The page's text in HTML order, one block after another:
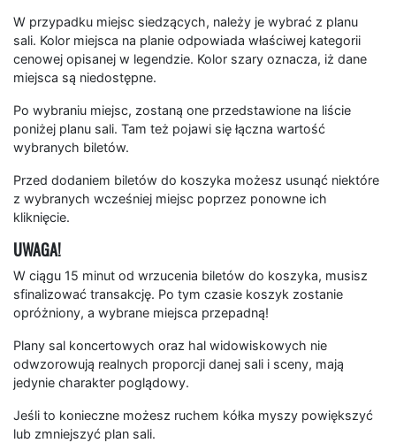
W przypadku miejsc siedzących, należy je wybrać z planu
sali. Kolor miejsca na planie odpowiada właściwej kategorii
cenowej opisanej w legendzie. Kolor szary oznacza, iż dane
miejsca są niedostępne.
Po wybraniu miejsc, zostaną one przedstawione na liście
poniżej planu sali. Tam też pojawi się łączna wartość
wybranych biletów.
Przed dodaniem biletów do koszyka możesz usunąć niektóre
z wybranych wcześniej miejsc poprzez ponowne ich
kliknięcie.
UWAGA!
W ciągu 15 minut od wrzucenia biletów do koszyka, musisz
sfinalizować transakcję. Po tym czasie koszyk zostanie
opróżniony, a wybrane miejsca przepadną!
Plany sal koncertowych oraz hal widowiskowych nie
odwzorowują realnych proporcji danej sali i sceny, mają
jedynie charakter poglądowy.
Jeśli to konieczne możesz ruchem kółka myszy powiększyć
lub zmniejszyć plan sali.